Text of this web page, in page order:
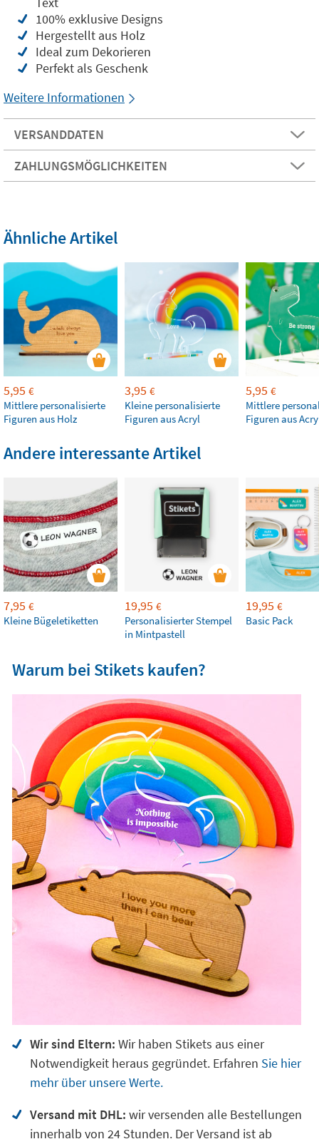
100% exklusive Designs
Hergestellt aus Holz
Ideal zum Dekorieren
Perfekt als Geschenk
Weitere Informationen
VERSANDDATEN
ZAHLUNGSMÖGLICHKEITEN
Ähnliche Artikel
5,95 €
Mittlere personalisierte
Figuren aus Holz
3,95 €
Kleine personalisierte
Figuren aus Acryl
5,95 €
Mittlere
Figuren aus
Andere interessante Artikel
7,95 €
Kleine Bügeletiketten
19,95 €
Personalisierter Stempel
in Mintpastell
19,95 €
Basic Pack
Warum bei Stikets kaufen?
Wir sind Eltern: Wir haben Stikets aus einer
Notwendigkeit heraus gegründet. Erfahren Sie hier
mehr über unsere Werte.
Versand mit DHL: wir versenden alle Bestellungen
innerhalb von 24 Stunden. Der Versand ist ab